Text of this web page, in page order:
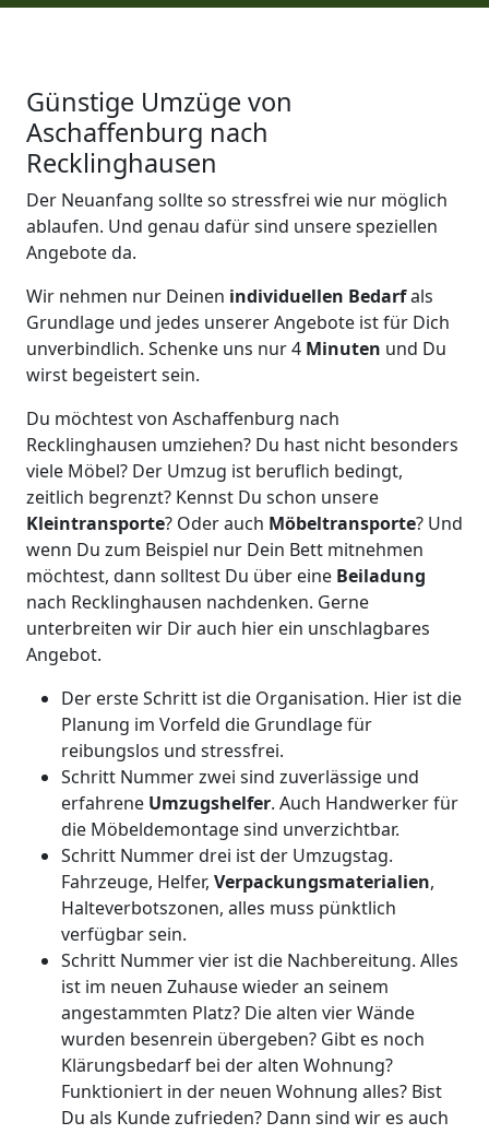
Günstige Umzüge von
Aschaffenburg nach
Recklinghausen
Der Neuanfang sollte so stressfrei wie nur möglich
ablaufen. Und genau dafür sind unsere speziellen
Angebote da.
Wir nehmen nur Deinen individuellen Bedarfals
Grundlage und jedes unserer Angebote ist für Dich
unverbindlich. Schenke uns nur 4 Minuten und Du
wirst begeistert sein.
Du möchtest von Aschaffenburg nach
Recklinghausen umziehen? Du hast nicht besonders
viele Möbel? Der Umzug ist beruflich bedingt,
zeitlich begrenzt? Kennst Du schon unsere
Kleintransporte? Oder auch Möbeltransporte? Und
wenn Du zum Beispiel nur Dein Bett mitnehmen
möchtest, dann solltest Du über eine Beiladung
nach Recklinghausen nachdenken. Gerne
unterbreiten wir Dir auch hier ein unschlagbares
Angebot.
Der erste Schritt ist die Organisation. Hier ist die
Planung im Vorfeld die Grundlage für
reibungslos und stressfrei.
Schritt Nummer zwei sind zuverlässige und
erfahrene Umzugshelfer. Auch Handwerker für
die Möbeldemontage sind unverzichtbar.
Schritt Nummer drei ist der Umzugstag.
Fahrzeuge, Helfer, Verpackungsmaterialien,
Halteverbotszonen, alles muss pünktlich
verfügbar sein.
Schritt Nummer vier ist die Nachbereitung. Alles
ist im neuen Zuhause wieder an seinem
angestammten Platz? Die alten vier Wände
wurden besenrein übergeben? Gibt es noch
Klärungsbedarf bei der alten Wohnung?
Funktioniert in der neuen Wohnung alles? Bist
Du als Kunde zufrieden? Dann sind wir es auch